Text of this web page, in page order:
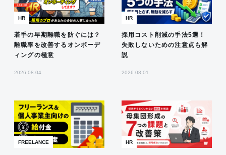
HR
若手の早期離職を防ぐには？
離職率を改善するオンボーデ
ィングの極意
2026.08.04
HR
採用コスト削減の手法5選！
失敗しないための注意点も解
説
2026.08.01
FREELANCE HR